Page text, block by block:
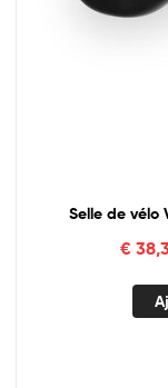
Selle de vélo
€